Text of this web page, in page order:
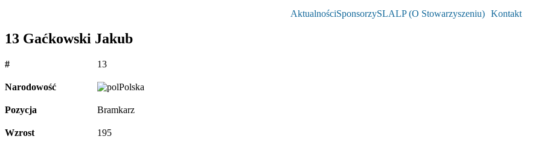
AktualnościSponsorzySLALP (O Stowarzyszeniu) Kontakt
13 Gaćkowski Jakub
# 13
Narodowość Polska
Pozycja Bramkarz
Wzrost 195